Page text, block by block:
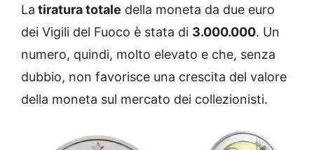
La tiratura totale della moneta da due euro
dei Vigili del Fuoco è stata di 3.000.000. Un
numero, quindi, molto elevato e che, senza
dubbio, non favorisce una crescita del valore
della moneta sul mercato dei collezionisti.